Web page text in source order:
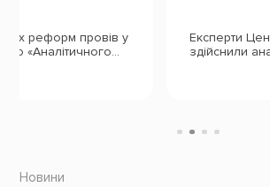
Експерти Центру політико-
здійснили аналіз виконання
Новини